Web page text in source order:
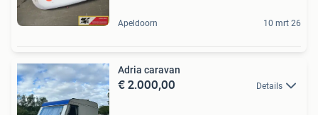
Apeldoorn 10 mrt 26
Adria caravan
€ 2.000,00 Details